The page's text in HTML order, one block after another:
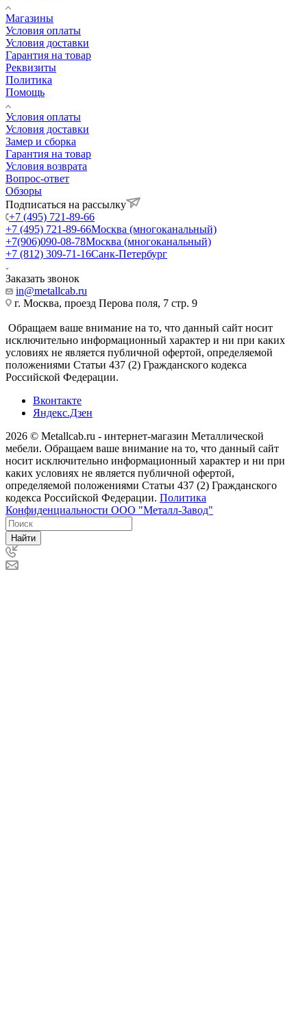
Магазины
Условия оплаты
Условия доставки
Гарантия на товар
Реквизиты
Политика
Помощь
Условия оплаты
Условия доставки
Замер и сборка
Гарантия на товар
Условия возврата
Вопрос-ответ
Обзоры
Подписаться на рассылку
+7 (495) 721-89-66
+7 (495) 721-89-66Москва (многоканальный)
+7(906)090-08-78Москва (многоканальный)
+7 (812) 309-71-16Санк-Петербург
Заказать звонок
in@metallcab.ru
г. Москва, проезд Перова поля, 7 стр. 9
Обращаем ваше внимание на то, что данный сайт носит
исключительно информационный характер и ни при каких
условиях не является публичной офертой, определяемой
положениями Статьи 437 (2) Гражданского кодекса
Российской Федерации.
Вконтакте
Яндекс.Дзен
2026 © Metallcab.ru - интернет-магазин Металлической
мебели. Обращаем ваше внимание на то, что данный сайт
носит исключительно информационный характер и ни при
каких условиях не является публичной офертой,
определяемой положениями Статьи 437 (2) Гражданского
кодекса Российской Федерации. Политика
Конфиденциальности ООО "Металл-Завод"
Найти